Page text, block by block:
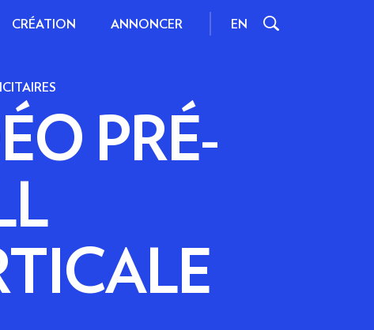
STANDARD
D'IMPACT
CRÉATION
INSPIRATIONS ET
INTERACTIONS
FORMATS ET POIDS
RESSOURCES
ANNONCER EN
PRÉ-